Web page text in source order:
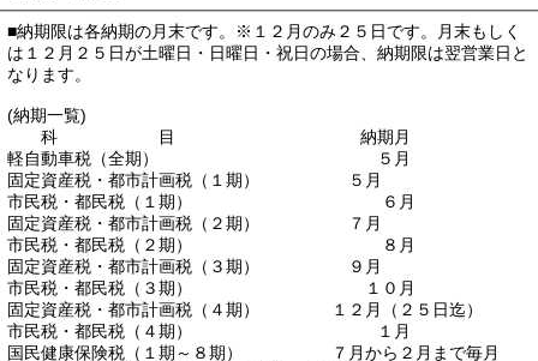
■納期限は各納期の月末です。※１２月のみ２５日です。月末もしく
は１２月２５日が土曜日・日曜日・祝日の場合、納期限は翌営業日と
なります。
(納期一覧)
科 目 納期月
軽自動車税（全期） ５月
固定資産税・都市計画税（１期） ５月
市民税・都民税（１期） ６月
固定資産税・都市計画税（２期） ７月
市民税・都民税（２期） ８月
固定資産税・都市計画税（３期） ９月
市民税・都民税（３期） １０月
固定資産税・都市計画税（４期） １２月（２５日迄）
市民税・都民税（４期） １月
国民健康保険税（１期～８期） ７月から２月まで毎月